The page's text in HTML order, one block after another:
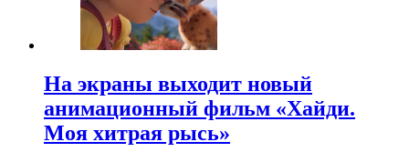
На экраны выходит новый
анимационный фильм «Хайди.
Моя хитрая рысь»